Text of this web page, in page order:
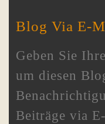
Blog Via E-
Geben Sie
um diesen
Beiträge via